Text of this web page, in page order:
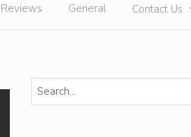
Reviews General Contact Us